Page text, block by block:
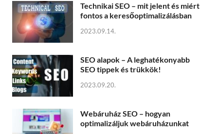
Technikai SEO – mit jelent és miért
fontos a keresőoptimalizálásban
2023.09.14.
SEO alapok – A leghatékonyabb
SEO tippek és trükkök!
2023.09.20.
Webáruház SEO – hogyan
optimalizáljuk webáruházunkat